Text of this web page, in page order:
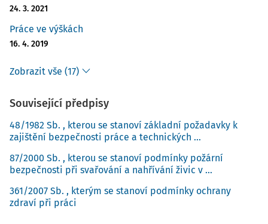
24. 3. 2021
Práce ve výškách
16. 4. 2019
Zobrazit vše (17)
Související předpisy
48/1982 Sb. , kterou se stanoví základní požadavky k
zajištění bezpečnosti práce a technických ...
87/2000 Sb. , kterou se stanoví podmínky požární
bezpečnosti při svařování a nahřívání živic v ...
361/2007 Sb. , kterým se stanoví podmínky ochrany
zdraví při práci